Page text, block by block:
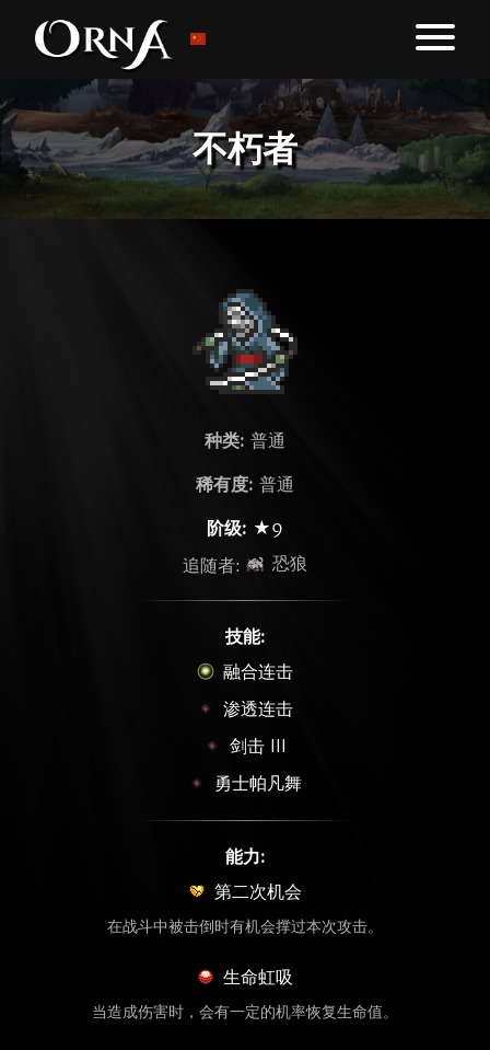
不朽者
种类: 普通
稀有度: 普通
阶级: ★9
追随者:
恐狼
技能:
融合连击
渗透连击
剑击 III
勇士帕凡舞
能力:
第二次机会
在战斗中被击倒时有机会撑过本次攻击。
生命虹吸
当造成伤害时，会有一定的机率恢复生命值。